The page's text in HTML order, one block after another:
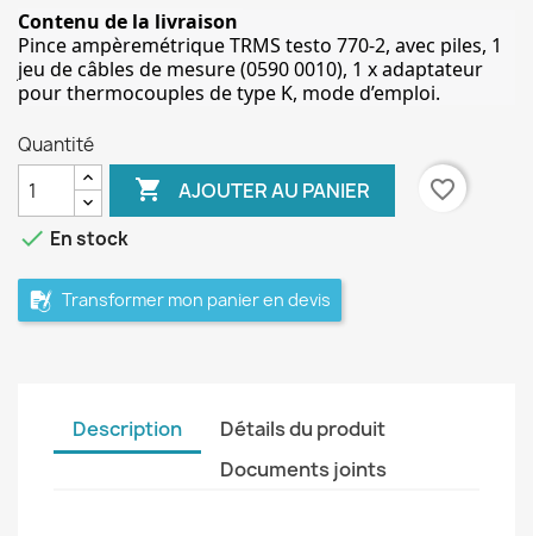
Contenu de la livraison
Pince ampèremétrique TRMS testo 770-2, avec piles, 1
jeu de câbles de mesure (0590 0010), 1 x adaptateur
pour thermocouples de type K, mode d’emploi.
Quantité
 AJOUTER AU PANIER
favorite_border
done En stock
Transformer mon panier en devis
Description
Détails du produit
Documents joints